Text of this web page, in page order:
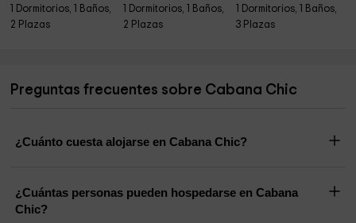
1 Dormitorios, 1 Baños,
2 Plazas
1 Dormitorios, 1 Baños,
2 Plazas
1 Dormitorios, 1 Baños,
3 Plazas
Preguntas frecuentes sobre Cabana Chic
¿Cuánto cuesta alojarse en Cabana Chic?
¿Cuántas personas pueden hospedarse en Cabana
Chic?